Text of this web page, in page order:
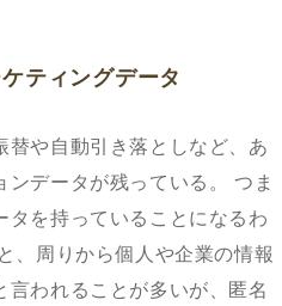
ティングデータ
や自動引き落としなど、あ
データが残っている。 つま
タを持っていることになるわ
、周りから個人や企業の情報
われることが多いが、匿名